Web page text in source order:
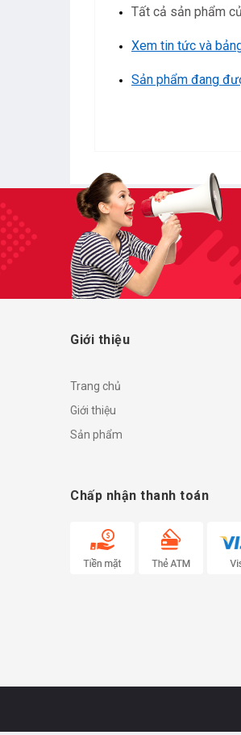
Tất cả sản phẩm
Xem tin tức và
Sản phẩm đang
Giới thiệu
Trang chủ
Giới thiệu
Sản phẩm
Chấp nhận thanh toán